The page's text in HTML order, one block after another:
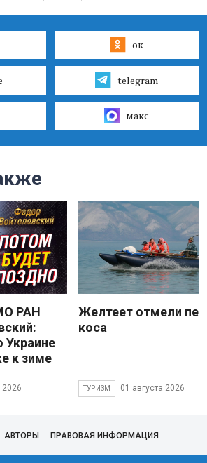
ок
telegram
макс
РАН
к зиме
2026
Желтеет отмели
коса
ТУРИЗМ 01 августа 2026
АВТОРЫ ПРАВОВАЯ ИНФОРМАЦИЯ